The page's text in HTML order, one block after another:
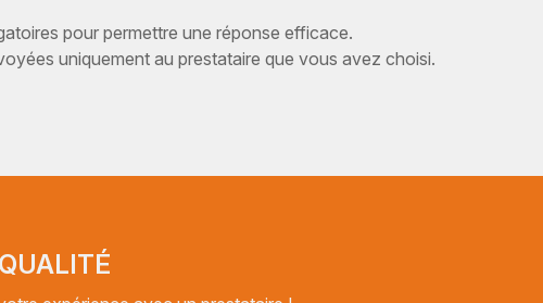
pour permettre une réponse efficace.
uniquement au prestataire que vous avez choisi.